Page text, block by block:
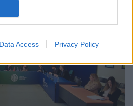
Data Access Privacy Policy